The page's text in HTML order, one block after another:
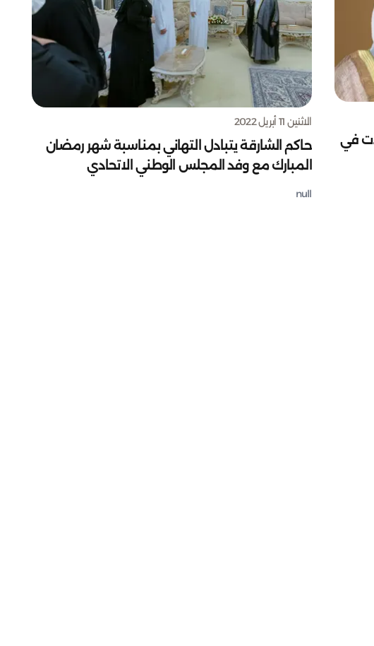
في
الاثنين 11 أبريل 2022
حاكم الشارقة يتبادل التهاني بمناسبة شهر رمضان
المبارك مع وفد المجلس الوطني الاتحادي
null